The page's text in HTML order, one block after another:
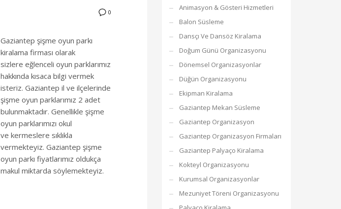
0
Gaziantep şişme oyun parkı
kiralama firması olarak
sizlere eğlenceli oyun parklarımız
hakkında kısaca bilgi vermek
isteriz. Gaziantep il ve ilçelerinde
şişme oyun parklarımız 2 adet
bulunmaktadır. Genellikle şişme
oyun parklarımızı okul
ve kermeslere sıklıkla
vermekteyiz. Gaziantep şişme
oyun parkı fiyatlarımız oldukça
makul miktarda söylemekteyiz.
Animasyon & Gösteri Hizmetleri
Balon Süsleme
Dansçı Ve Dansöz Kiralama
Doğum Günü Organizasyonu
Dönemsel Organizasyonlar
Düğün Organizasyonu
Ekipman Kiralama
Gaziantep Mekan Süsleme
Gaziantep Organizasyon
Gaziantep Organizasyon Firmaları
Gaziantep Palyaço Kiralama
Kokteyl Organizasyonu
Kurumsal Organizasyonlar
Mezuniyet Töreni Organizasyonu